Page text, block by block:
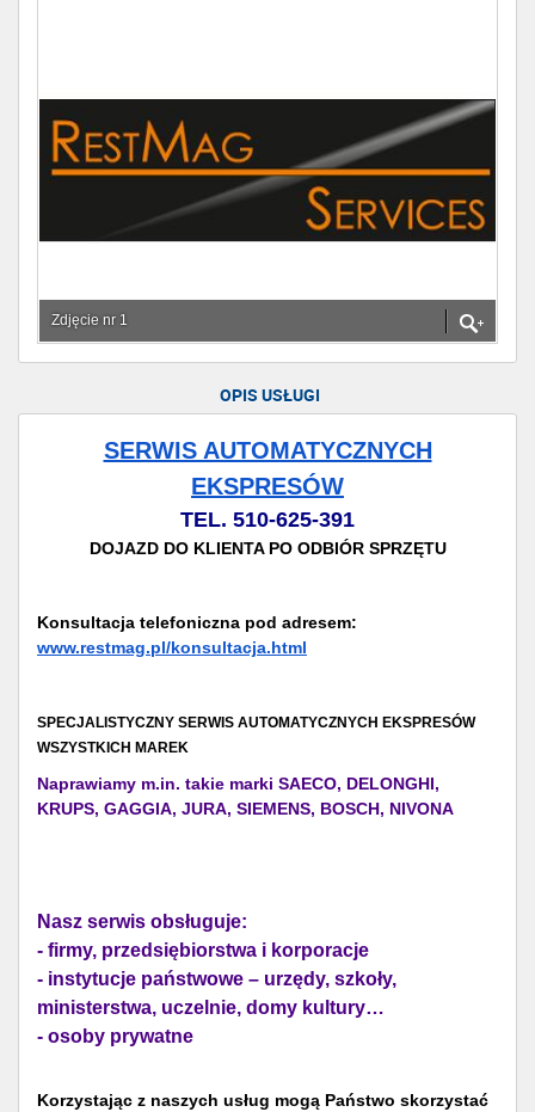
Zdjęcie nr 1
OPIS USŁUGI
SERWIS AUTOMATYCZNYCH
EKSPRESÓW
TEL. 510-625-391
DOJAZD DO KLIENTA PO ODBIÓR SPRZĘTU
Konsultacja telefoniczna pod adresem:
www.restmag.pl/konsultacja.html
SPECJALISTYCZNY SERWIS AUTOMATYCZNYCH EKSPRESÓW
WSZYSTKICH MAREK
Naprawiamy m.in. takie marki SAECO, DELONGHI,
KRUPS, GAGGIA, JURA, SIEMENS, BOSCH, NIVONA
Nasz serwis obsługuje:
- firmy, przedsiębiorstwa i korporacje
- instytucje państwowe – urzędy, szkoły,
ministerstwa, uczelnie, domy kultury…
- osoby prywatne
Korzystając z naszych usług mogą Państwo skorzystać